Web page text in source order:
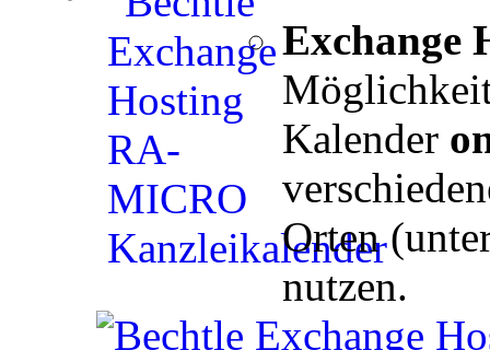
Exchange
Kalender
Orten
nutzen.